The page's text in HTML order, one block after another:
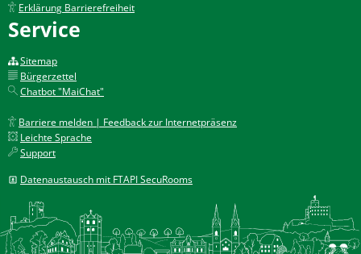
Erklärung Barrierefreiheit
Service
Sitemap
Bürgerzettel
Chatbot "MaiChat"
Barriere melden | Feedback zur Internetpräsenz
Leichte Sprache
Support
Datenaustausch mit FTAPI SecuRooms